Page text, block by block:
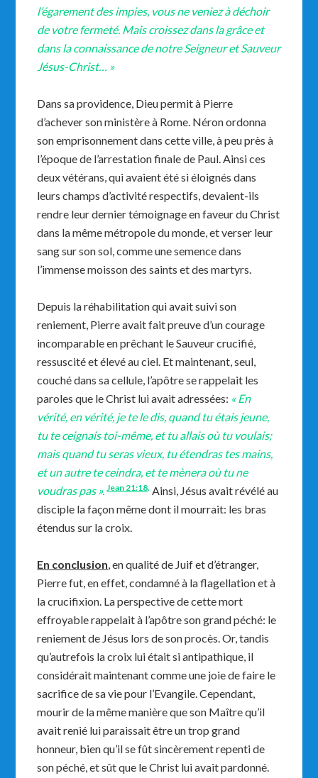
l’égarement des impies, vous ne veniez à déchoir
de votre fermeté. Mais croissez dans la grâce et
dans la connaissance de notre Seigneur et Sauveur
Jésus-Christ… »
Dans sa providence, Dieu permit à Pierre
d’achever son ministère à Rome. Néron ordonna
son emprisonnement dans cette ville, à peu près à
l’époque de l’arrestation finale de Paul. Ainsi ces
deux vétérans, qui avaient été si éloignés dans
leurs champs d’activité respectifs, devaient-ils
rendre leur dernier témoignage en faveur du Christ
dans la même métropole du monde, et verser leur
sang sur son sol, comme une semence dans
l’immense moisson des saints et des martyrs.
Depuis la réhabilitation qui avait suivi son
reniement, Pierre avait fait preuve d’un courage
incomparable en prêchant le Sauveur crucifié,
ressuscité et élevé au ciel. Et maintenant, seul,
couché dans sa cellule, l’apôtre se rappelait les
paroles que le Christ lui avait adressées: « En
vérité, en vérité, je te le dis, quand tu étais jeune,
tu te ceignais toi-même, et tu allais où tu voulais;
mais quand tu seras vieux, tu étendras tes mains,
et un autre te ceindra, et te mènera où tu ne
voudras pas ».Jean 21:18. Ainsi, Jésus avait révélé au
disciple la façon même dont il mourrait: les bras
étendus sur la croix.
En conclusion, en qualité de Juif et d’étranger,
Pierre fut, en effet, condamné à la flagellation et à
la crucifixion. La perspective de cette mort
effroyable rappelait à l’apôtre son grand péché: le
reniement de Jésus lors de son procès. Or, tandis
qu’autrefois la croix lui était si antipathique, il
considérait maintenant comme une joie de faire le
sacrifice de sa vie pour l’Evangile. Cependant,
mourir de la même manière que son Maître qu’il
avait renié lui paraissait être un trop grand
honneur, bien qu’il se fût sincèrement repenti de
son péché, et sût que le Christ lui avait pardonné.